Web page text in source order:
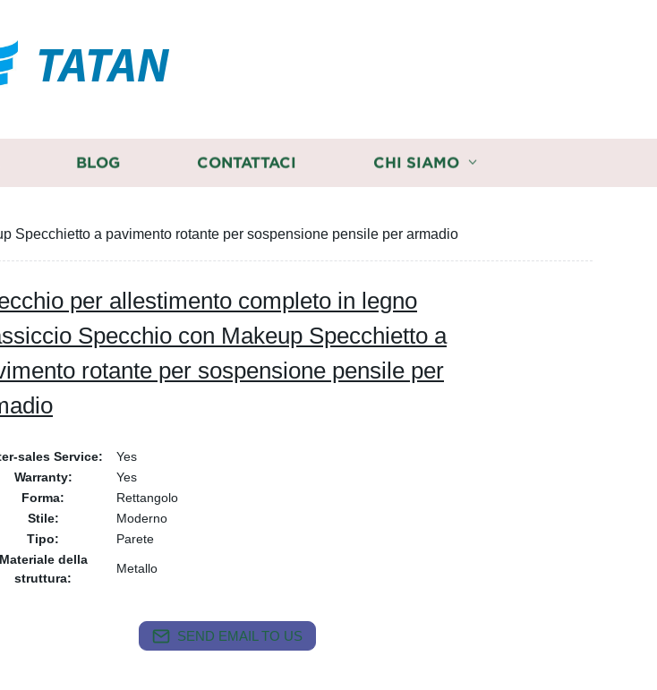
TATAN
BLOG CONTATTACI CHI SIAMO
Specchietto a pavimento rotante per sospensione pensile per armadio
per allestimento completo in legno
Specchio con Makeup Specchietto a
rotante per sospensione pensile per
sales Service:
Yes
Warranty:
Yes
Forma:
Rettangolo
Stile:
Moderno
Tipo:
Parete
Materiale della
struttura:
Metallo
SEND EMAIL TO US